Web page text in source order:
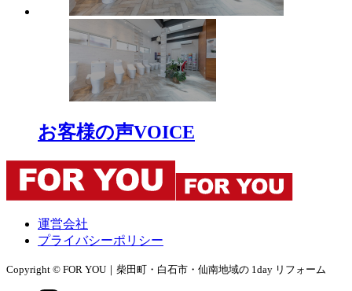
お客様の声VOICE
運営会社
プライバシーポリシー
Copyright © FOR YOU｜柴田町・白石市・仙南地域の 1day リフォーム